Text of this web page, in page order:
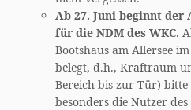
Ab 27. Juni beginnt der
für die NDM des WKC.
Bootshaus am Allersee
belegt, d.h., Kraftraum
Bereich bis zur Tür)
besonders die Nutzer